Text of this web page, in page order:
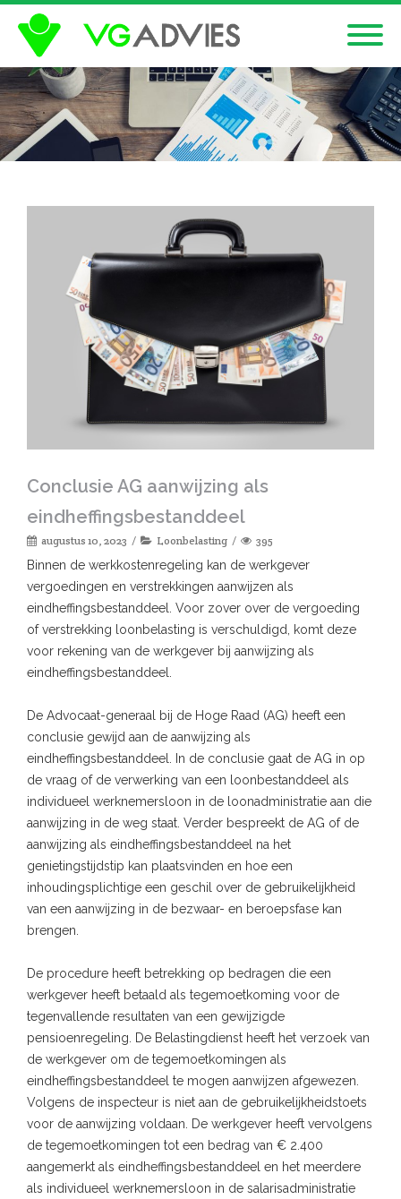
Conclusie AG aanwijzing als
eindheffingsbestanddeel
augustus 10, 2023 Loonbelasting 395
Binnen de werkkostenregeling kan de werkgever
vergoedingen en verstrekkingen aanwijzen als
eindheffingsbestanddeel. Voor zover over de vergoeding
of verstrekking loonbelasting is verschuldigd, komt deze
voor rekening van de werkgever bij aanwijzing als
eindheffingsbestanddeel.
De Advocaat-generaal bij de Hoge Raad (AG) heeft een
conclusie gewijd aan de aanwijzing als
eindheffingsbestanddeel. In de conclusie gaat de AG in op
de vraag of de verwerking van een loonbestanddeel als
individueel werknemersloon in de loonadministratie aan die
aanwijzing in de weg staat. Verder bespreekt de AG of de
aanwijzing als eindheffingsbestanddeel na het
genietingstijdstip kan plaatsvinden en hoe een
inhoudingsplichtige een geschil over de gebruikelijkheid
van een aanwijzing in de bezwaar- en beroepsfase kan
brengen.
De procedure heeft betrekking op bedragen die een
werkgever heeft betaald als tegemoetkoming voor de
tegenvallende resultaten van een gewijzigde
pensioenregeling. De Belastingdienst heeft het verzoek van
de werkgever om de tegemoetkomingen als
eindheffingsbestanddeel te mogen aanwijzen afgewezen.
Volgens de inspecteur is niet aan de gebruikelijkheidstoets
voor de aanwijzing voldaan. De werkgever heeft vervolgens
de tegemoetkomingen tot een bedrag van € 2.400
aangemerkt als eindheffingsbestanddeel en het meerdere
als individueel werknemersloon in de salarisadministratie